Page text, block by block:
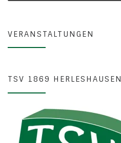
VERANSTALTUNGEN
TSV 1869 HERLESHAUSEN